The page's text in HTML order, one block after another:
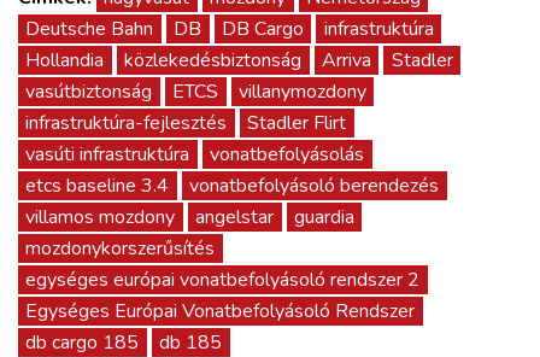
Deutsche Bahn
DB DB Cargo
infrastruktúra
Hollandia
közlekedésbiztonság Arriva
Stadler
vasútbiztonság
ETCS
villanymozdony
infrastruktúra-fejlesztés
Stadler Flirt
vasúti infrastruktúra
vonatbefolyásolás
etcs baseline 3.4
vonatbefolyásoló berendezés
villamos mozdony
angelstar
guardia
mozdonykorszerűsítés
egységes európai vonatbefolyásoló rendszer 2
Egységes Európai Vonatbefolyásoló Rendszer
db cargo 185
db 185